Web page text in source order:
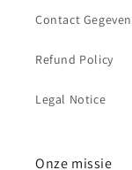
Contact
Refund Policy
Legal Notice
Onze missie